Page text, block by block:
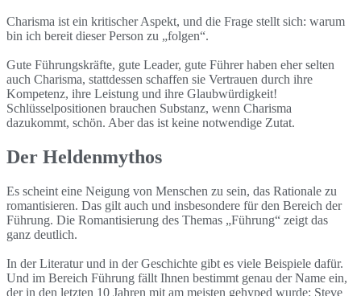
Charisma ist ein kritischer Aspekt, und die Frage stellt sich: warum
bin ich bereit dieser Person zu „folgen“.
Gute Führungskräfte, gute Leader, gute Führer haben eher selten
auch Charisma, stattdessen schaffen sie Vertrauen durch ihre
Kompetenz, ihre Leistung und ihre Glaubwürdigkeit!
Schlüsselpositionen brauchen Substanz, wenn Charisma
dazukommt, schön. Aber das ist keine notwendige Zutat.
Der Heldenmythos
Es scheint eine Neigung von Menschen zu sein, das Rationale zu
romantisieren. Das gilt auch und insbesondere für den Bereich der
Führung. Die Romantisierung des Themas „Führung“ zeigt das
ganz deutlich.
In der Literatur und in der Geschichte gibt es viele Beispiele dafür.
Und im Bereich Führung fällt Ihnen bestimmt genau der Name ein,
der in den letzten 10 Jahren mit am meisten gehyped wurde: Steve